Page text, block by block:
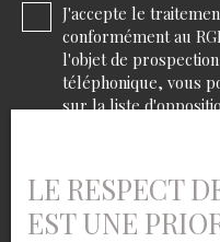
J'accepte le
conformément au
l'objet de
téléphonique, vous
sur la liste
Société Worldline,
LE RESPECT
EST UNE